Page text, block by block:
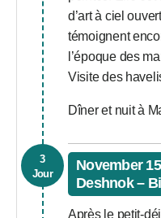
d’art à ciel
témoignent
l’époque des
Visite des
Dîner et nuit à
3
Jour
November
Deshnok –
Après le petit-